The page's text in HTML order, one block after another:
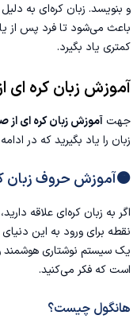
و بنویسد. زبان کره‌ای به
باعث می‌شود تا فرد پس از
کمتری یاد بگیرد.
آموزش زبان کره ای
جهت آموزش زبان کره ای از
زبان را یاد بگیرید که در
🟠آموزش حروف زبان
اگر به زبان کره‌ای علاقه
نقطه برای ورود به این
یک سیستم نوشتاری هوشمند
است که فکر می‌کنید.
هانگول چیست؟